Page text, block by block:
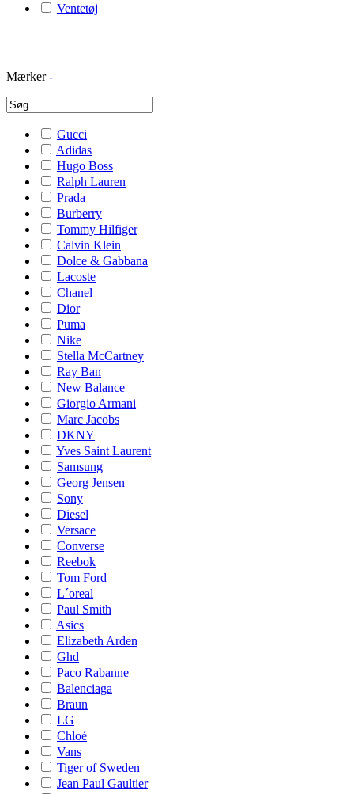
Ventetøj
Mærker -
Gucci
Adidas
Hugo Boss
Ralph Lauren
Prada
Burberry
Tommy Hilfiger
Calvin Klein
Dolce & Gabbana
Lacoste
Chanel
Dior
Puma
Nike
Stella McCartney
Ray Ban
New Balance
Giorgio Armani
Marc Jacobs
DKNY
Yves Saint Laurent
Samsung
Georg Jensen
Sony
Diesel
Versace
Converse
Reebok
Tom Ford
L´oreal
Paul Smith
Asics
Elizabeth Arden
Ghd
Paco Rabanne
Balenciaga
Braun
LG
Chloé
Vans
Tiger of Sweden
Jean Paul Gaultier